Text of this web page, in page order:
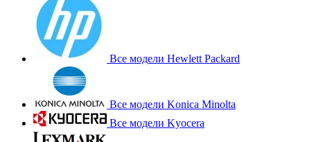
Все модели Hewlett Packard
Все модели Konica Minolta
Все модели Kyocera